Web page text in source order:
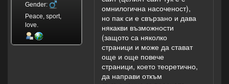
Gender:
Peace, sport,
love.
омнилогична насоченост),
но пак си е свързано и дава
някакви възможности
(защото са няколко
страници и може да стават
още и още повече
страници, което теоретично,
да направи откъм